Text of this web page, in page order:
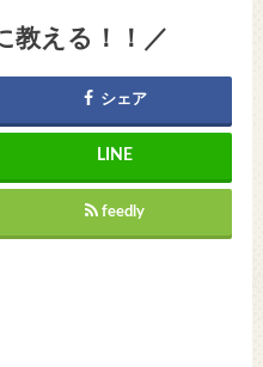
教える！！／
シェア
feedly